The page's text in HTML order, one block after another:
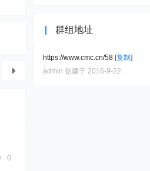
0
群组地址
https://www.cmc.cn/58 [复制 ]
admin 创建于 2016-9-22